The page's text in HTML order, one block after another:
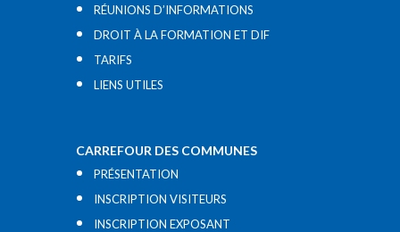
RÉUNIONS D’INFORMATIONS
DROIT À LA FORMATION ET DIF
TARIFS
LIENS UTILES​
CARREFOUR DES COMMUNES
PRÉSENTATION
INSCRIPTION VISITEURS
INSCRIPTION EXPOSANT